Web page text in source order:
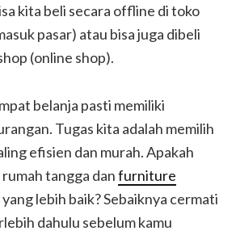
kita beli secara offline di toko
pasar) atau bisa juga dibeli
(online shop).
belanja pasti memiliki
Tugas kita adalah memilih
efisien dan murah. Apakah
tangga danfurniture
lebih baik? Sebaiknya cermati
dahulu sebelum kamu